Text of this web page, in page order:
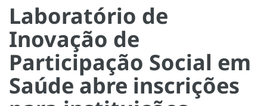
Laboratório de
Inovação de
Participação Social em
Saúde abre inscrições